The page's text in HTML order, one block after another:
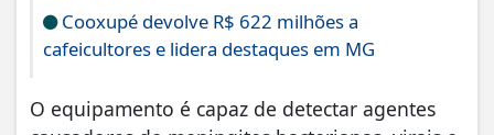
Cooxupé devolve R$ 622 milhões a
cafeicultores e lidera destaques em MG
​O equipamento é capaz de detectar agentes